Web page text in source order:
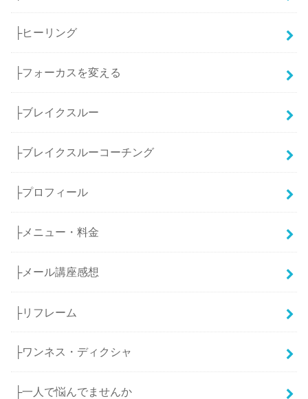
├ヒーリング
├フォーカスを変える
├ブレイクスルー
├ブレイクスルーコーチング
├プロフィール
├メニュー・料金
├メール講座感想
├リフレーム
├ワンネス・ディクシャ
├一人で悩んでませんか